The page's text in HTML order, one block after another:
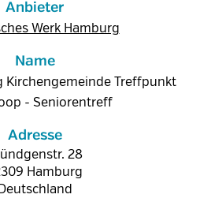
Anbieter
Werk Hamburg
Name
Kirchengemeinde Treffpunkt
- Seniorentreff
Adresse
28
Hamburg